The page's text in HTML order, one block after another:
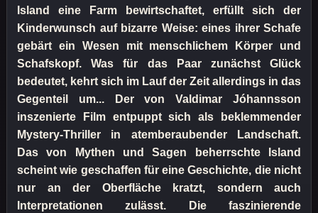
Island eine Farm bewirtschaftet, erfüllt sich der
Kinderwunsch auf bizarre Weise: eines ihrer Schafe
gebärt ein Wesen mit menschlichem Körper und
Schafskopf. Was für das Paar zunächst Glück
bedeutet, kehrt sich im Lauf der Zeit allerdings in das
Gegenteil um... Der von Valdimar Jóhannsson
inszenierte Film entpuppt sich als beklemmender
Mystery-Thriller in atemberaubender Landschaft.
Das von Mythen und Sagen beherrschte Island
scheint wie geschaffen für eine Geschichte, die nicht
nur an der Oberfläche kratzt, sondern auch
Interpretationen zulässt. Die faszinierende